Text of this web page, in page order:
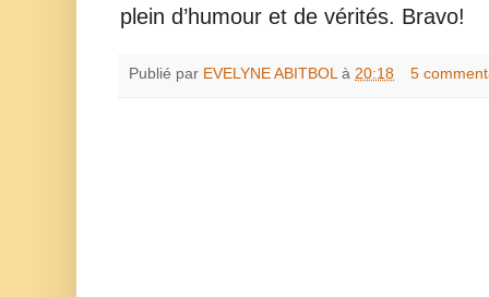
plein d’humour et de vérités. Bravo!
Publié par EVELYNE ABITBOL à 20:18 5